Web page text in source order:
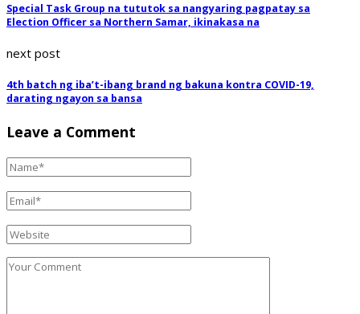
Special Task Group na tututok sa nangyaring pagpatay sa
Election Officer sa Northern Samar, ikinakasa na
next post
4th batch ng iba’t-ibang brand ng bakuna kontra COVID-19,
darating ngayon sa bansa
Leave a Comment